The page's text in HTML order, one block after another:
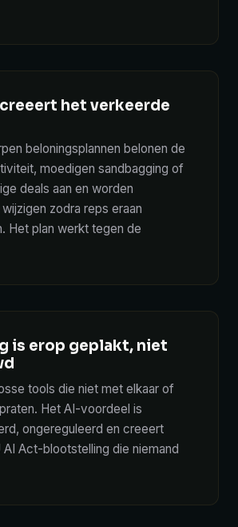
het verkeerde
beloningsplannen belonen de
moedigen sandbagging of
deals aan en worden
zodra reps eraan
Het plan werkt tegen de
is erop geplakt, niet
tools die niet met elkaar of
Het AI-voordeel is
ongereguleerd en creeert
AI Act-blootstelling die niemand